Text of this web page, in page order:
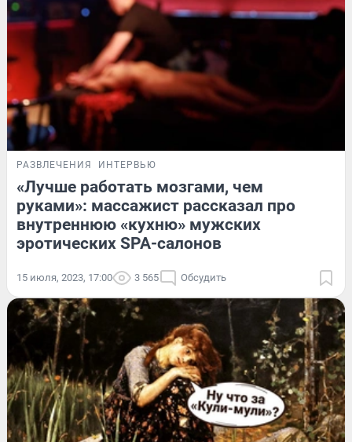
РАЗВЛЕЧЕНИЯ ИНТЕРВЬЮ
«Лучше работать мозгами, чем
руками»: массажист рассказал про
внутреннюю «кухню» мужских
эротических SPA-салонов
15 июля, 2023, 17:00 3 565 Обсудить